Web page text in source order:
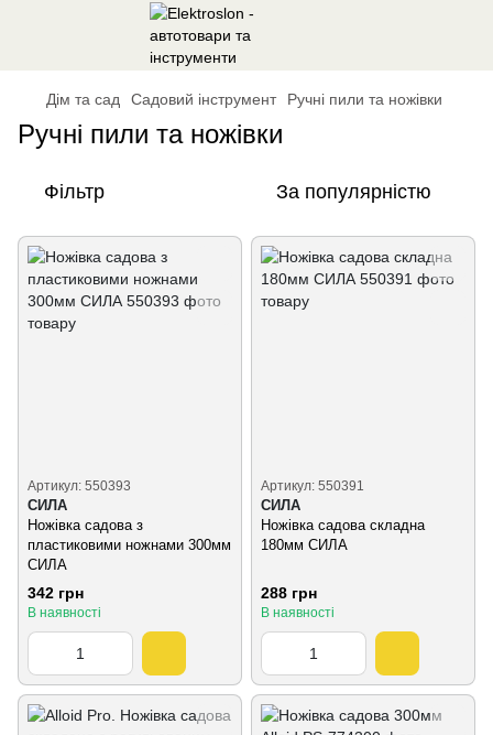
Дім та сад Садовий інструмент Ручні пили та ножівки
Ручні пили та ножівки
Фільтр За популярністю
Артикул: 550393
СИЛА
Ножівка садова з
пластиковими ножнами 300мм
СИЛА
342 грн
В наявності
Артикул: 550391
СИЛА
Ножівка садова складна
180мм СИЛА
288 грн
В наявності